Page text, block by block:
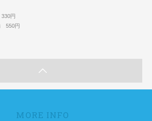
円
550円
MORE INFO